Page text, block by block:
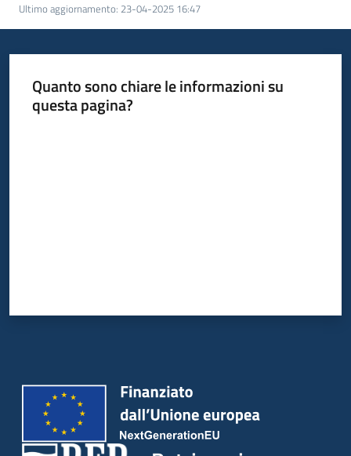
Ultimo aggiornamento: 23-04-2025 16:47
Quanto sono chiare le informazioni su
questa pagina?